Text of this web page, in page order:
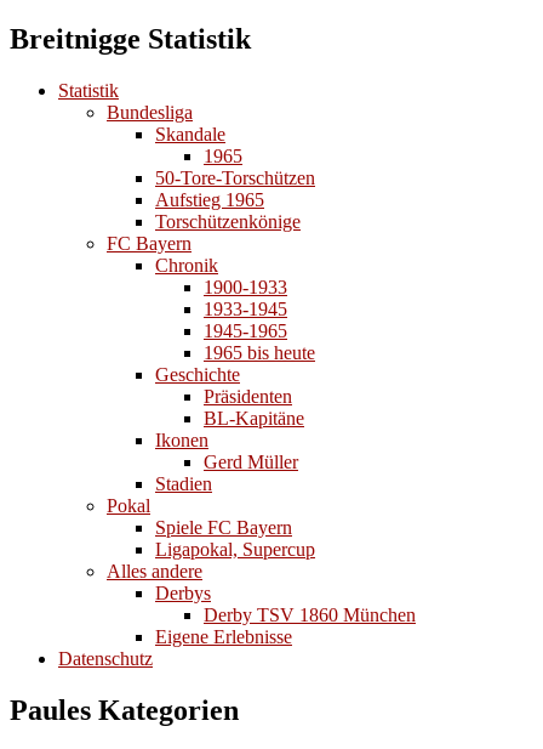
Breitnigge Statistik
Statistik
Bundesliga
Skandale
1965
50-Tore-Torschützen
Aufstieg 1965
Torschützenkönige
FC Bayern
Chronik
1900-1933
1933-1945
1945-1965
1965 bis heute
Geschichte
Präsidenten
BL-Kapitäne
Ikonen
Gerd Müller
Stadien
Pokal
Spiele FC Bayern
Ligapokal, Supercup
Alles andere
Derbys
Derby TSV 1860 München
Eigene Erlebnisse
Datenschutz
Paules Kategorien